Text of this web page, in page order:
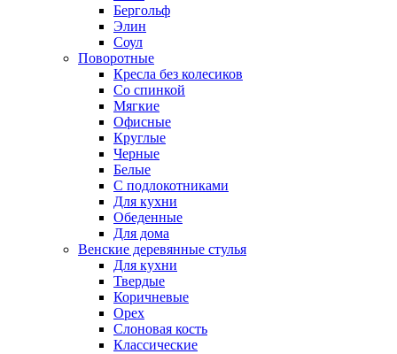
Бергольф
Элин
Соул
Поворотные
Кресла без колесиков
Со спинкой
Мягкие
Офисные
Круглые
Черные
Белые
С подлокотниками
Для кухни
Обеденные
Для дома
Венские деревянные стулья
Для кухни
Твердые
Коричневые
Орех
Слоновая кость
Классические